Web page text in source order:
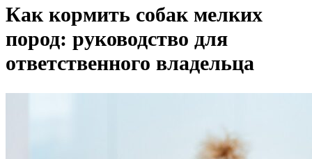
Как кормить собак мелких
пород: руководство для
ответственного владельца